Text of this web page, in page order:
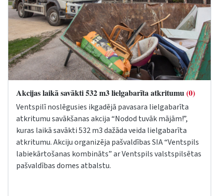
Akcijas laikā savākti 532 m3 lielgabarīta atkritumu(0)
Ventspilī noslēgusies ikgadējā pavasara lielgabarīta
atkritumu savākšanas akcija “Nodod tuvāk mājām!”,
kuras laikā savākti 532 m3 dažāda veida lielgabarīta
atkritumu. Akciju organizēja pašvaldības SIA “Ventspils
labiekārtošanas kombināts” ar Ventspils valstspilsētas
pašvaldības domes atbalstu.